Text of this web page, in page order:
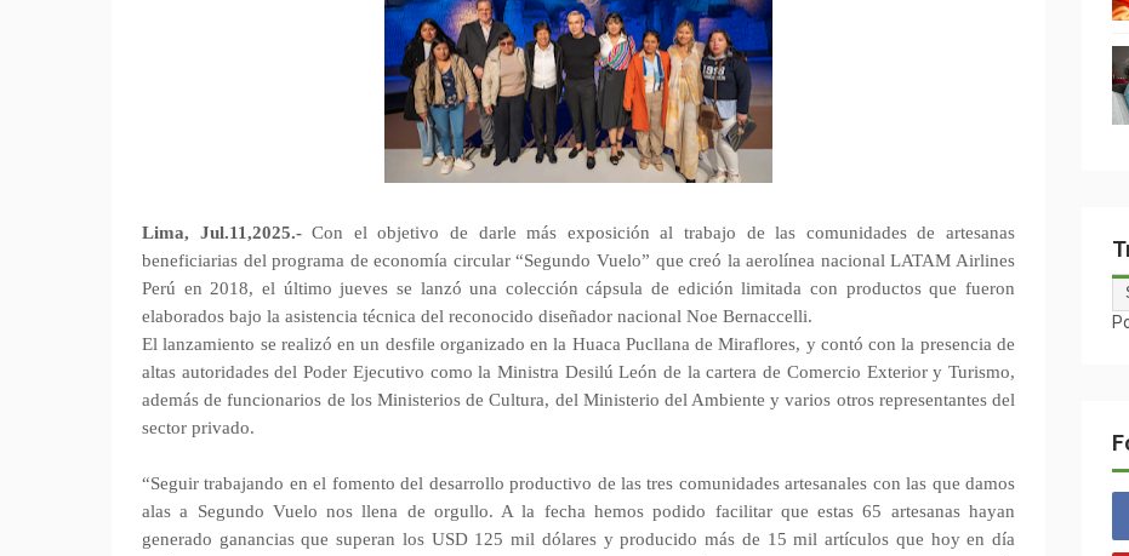
Lima, Jul.11,2025.-Con el objetivo de darle más exposición al trabajo de las comunidades de artesanas
beneficiarias del programa de economía circular “Segundo Vuelo” que creó la aerolínea nacional LATAM Airlines
Perú en 2018, el último jueves se lanzó una colección cápsula de edición limitada con productos que fueron
elaborados bajo la asistencia técnica del reconocido diseñador nacional Noe Bernaccelli.
El lanzamiento se realizó en un desfile organizado en la Huaca Pucllana de Miraflores, y contó con la presencia de
altas autoridades del Poder Ejecutivo como la Ministra Desilú León de la cartera de Comercio Exterior y Turismo,
además de funcionarios de los Ministerios de Cultura, del Ministerio del Ambiente y varios otros representantes del
sector privado.
“Seguir trabajando en el fomento del desarrollo productivo de las tres comunidades artesanales con las que damos
alas a Segundo Vuelo nos llena de orgullo. A la fecha hemos podido facilitar que estas 65 artesanas hayan
generado ganancias que superan los USD 125 mil dólares y producido más de 15 mil artículos que hoy en día